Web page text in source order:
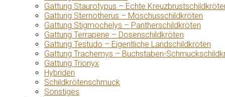
Gattung Staurotypus – Echte
Gattung Sternotherus – Moschusschildkröten
Gattung Stigmochelys – Pantherschildkröten
Gattung Terrapene – Dosenschildkröten
Gattung Testudo – Eigentliche Landschildkröten
Gattung Trachemys – Buchstaben-
Gattung Trionyx
Hybriden
Schildkrötenschmuck
Sonstiges